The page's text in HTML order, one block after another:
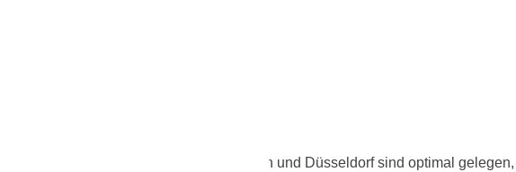
beiden Standorte in der Nähe von Köln und Düsseldorf sind optimal